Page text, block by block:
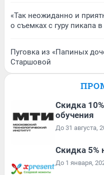
«Так неожиданно и
о съемках с гуру пикапа
Пуговка из «Папиных
Старшовой
Скидка
обучения
До 31 августа,
Скидка 5%
До 1 января,